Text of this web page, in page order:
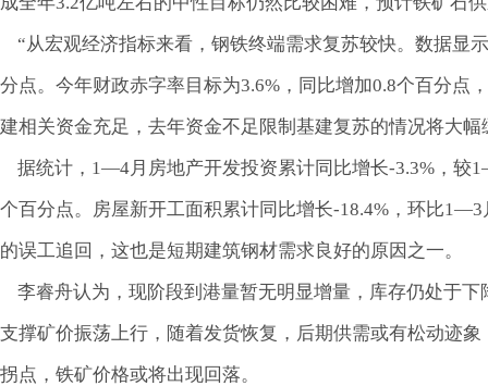
“从宏观经济指标来看，钢铁终端需求复苏较快。数据显
分点。今年财政赤字率目标为3.6%，同比增加0.8个百分点
建相关资金充足，去年资金不足限制基建复苏的情况将大
据统计，1—4月房地产开发投资累计同比增长-3.3%，较
个百分点。房屋新开工面积累计同比增长-18.4%，环比
的误工追回，这也是短期建筑钢材需求良好的原因之一。
李睿舟认为，现阶段到港量暂无明显增量，库存仍处于
支撑矿价振荡上行，随着发货恢复，后期供需或有松动迹
拐点，铁矿价格或将出现回落。